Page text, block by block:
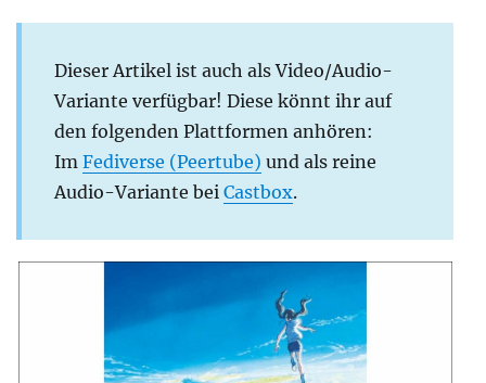
Dieser Artikel ist auch als Video/Audio-
Variante verfügbar! Diese könnt ihr auf
den folgenden Plattformen anhören:
Im Fediverse (Peertube) und als reine
Audio-Variante bei Castbox.